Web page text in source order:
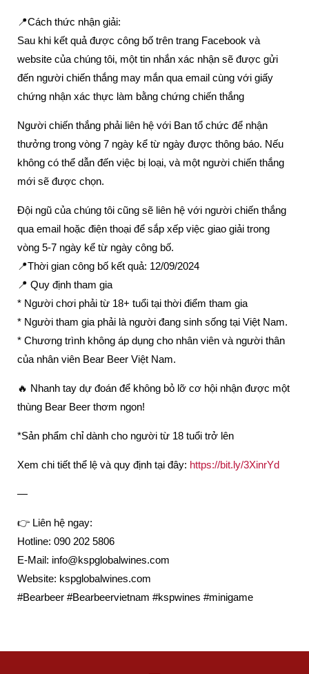
📍Cách thức nhận giải:
Sau khi kết quả được công bố trên trang Facebook và
website của chúng tôi, một tin nhắn xác nhận sẽ được gửi
đến người chiến thắng may mắn qua email cùng với giấy
chứng nhận xác thực làm bằng chứng chiến thắng
Người chiến thắng phải liên hệ với Ban tổ chức để nhận
thưởng trong vòng 7 ngày kể từ ngày được thông báo. Nếu
không có thể dẫn đến việc bị loại, và một người chiến thắng
mới sẽ được chọn.
Đội ngũ của chúng tôi cũng sẽ liên hệ với người chiến thắng
qua email hoặc điện thoại để sắp xếp việc giao giải trong
vòng 5-7 ngày kể từ ngày công bố.
📍Thời gian công bố kết quả: 12/09/2024
📍 Quy định tham gia
* Người chơi phải từ 18+ tuổi tại thời điểm tham gia
* Người tham gia phải là người đang sinh sống tại Việt Nam.
* Chương trình không áp dụng cho nhân viên và người thân
của nhân viên Bear Beer Việt Nam.
🔥 Nhanh tay dự đoán để không bỏ lỡ cơ hội nhận được một
thùng Bear Beer thơm ngon!
*Sản phẩm chỉ dành cho người từ 18 tuổi trở lên
Xem chi tiết thể lệ và quy định tại đây: https://bit.ly/3XinrYd
—
👉 Liên hệ ngay:
Hotline: 090 202 5806
E-Mail: info@kspglobalwines.com
Website: kspglobalwines.com
#Bearbeer #Bearbeervietnam #kspwines #minigame